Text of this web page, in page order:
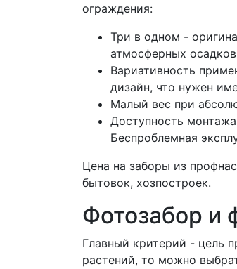
ограждения:
Три в одном -
атмосферных
Вариативность
дизайн, что нужен
Малый вес при
Доступность
Беспроблемная
Цена на заборы из
бытовок, хозпостроек.
Фотозабор и
Главный критерий - цель
растений, то можно